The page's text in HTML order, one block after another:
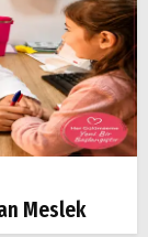
Meslek